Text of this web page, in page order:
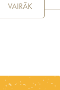
VAIRĀK